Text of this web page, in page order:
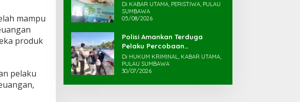
mampu
produk
pelaku
Di KABAR UTAMA, PERISTIWA, PULAU
SUMBAWA
05/08/2026
Polisi Amankan Terduga
Pelaku Percobaan
Pemerkosaan yang Ancam
Korban dengan Parang
Di HUKUM KRIMINAL, KABAR UTAMA,
PULAU SUMBAWA
30/07/2026